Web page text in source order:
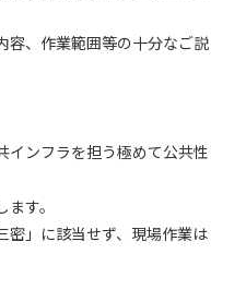
、作業範囲等の十分なご説
ンフラを担う極めて公共性
す。
」に該当せず、現場作業は